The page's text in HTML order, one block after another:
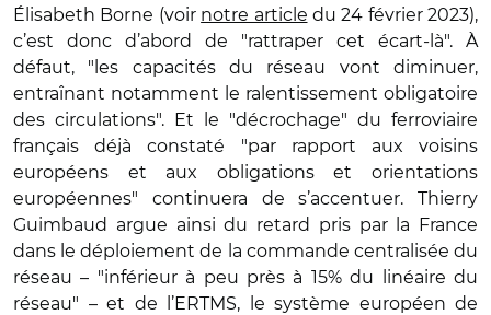
Élisabeth Borne (voir notre article du 24 février 2023),
c’est donc d’abord de "rattraper cet écart-là". À
défaut, "les capacités du réseau vont diminuer,
entraînant notamment le ralentissement obligatoire
des circulations". Et le "décrochage" du ferroviaire
français déjà constaté "par rapport aux voisins
européens et aux obligations et orientations
européennes" continuera de s’accentuer. Thierry
Guimbaud argue ainsi du retard pris par la France
dans le déploiement de la commande centralisée du
réseau – "inférieur à peu près à 15% du linéaire du
réseau" – et de l’ERTMS, le système européen de